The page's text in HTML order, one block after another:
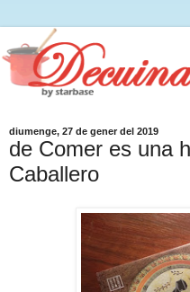
diumenge, 27 de gener del 2019
de Comer es una
Caballero